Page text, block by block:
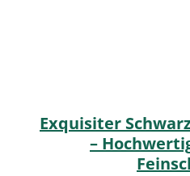
Exquisiter
–